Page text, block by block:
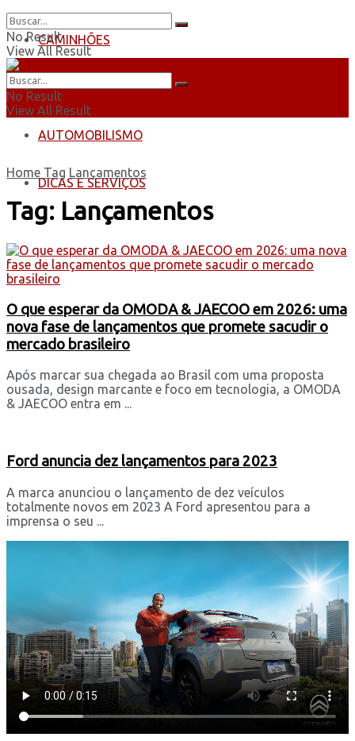
CAMINHÕES
ÔNIBUS
AUTOMOBILISMO
DICAS E SERVIÇOS
No Result
View All Result
No Result
View All Result
Home Tag Lançamentos
Tag: Lançamentos
O que esperar da OMODA & JAECOO em 2026: uma
nova fase de lançamentos que promete sacudir o
mercado brasileiro
Após marcar sua chegada ao Brasil com uma proposta
ousada, design marcante e foco em tecnologia, a OMODA
& JAECOO entra em ...
Ford anuncia dez lançamentos para 2023
A marca anunciou o lançamento de dez veículos
totalmente novos em 2023 A Ford apresentou para a
imprensa o seu ...